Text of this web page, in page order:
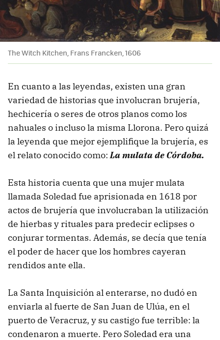
The Witch Kitchen, Frans Francken, 1606
En cuanto a las leyendas, existen una gran
variedad de historias que involucran brujería,
hechicería o seres de otros planos como los
nahuales o incluso la misma Llorona. Pero quizá
la leyenda que mejor ejemplifique la brujería, es
el relato conocido como:La mulata de Córdoba.
Esta historia cuenta que una mujer mulata
llamada Soledad fue aprisionada en 1618 por
actos de brujería que involucraban la utilización
de hierbas y rituales para predecir eclipses o
conjurar tormentas. Además, se decía que tenía
el poder de hacer que los hombres cayeran
rendidos ante ella.
La Santa Inquisición al enterarse, no dudó en
enviarla al fuerte de San Juan de Ulúa, en el
puerto de Veracruz, y su castigo fue terrible: la
condenaron a muerte. Pero Soledad era una